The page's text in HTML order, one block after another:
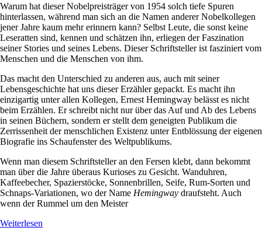
Warum hat dieser Nobelpreisträger von 1954 solch tiefe Spuren
hinterlassen, während man sich an die Namen anderer Nobelkollegen
jener Jahre kaum mehr erinnern kann? Selbst Leute, die sonst keine
Leseratten sind, kennen und schätzen ihn, erliegen der Faszination
seiner Stories und seines Lebens. Dieser Schriftsteller ist fasziniert vom
Menschen und die Menschen von ihm.
Das macht den Unterschied zu anderen aus, auch mit seiner
Lebensgeschichte hat uns dieser Erzähler gepackt. Es macht ihn
einzigartig unter allen Kollegen, Ernest Hemingway belässt es nicht
beim Erzählen. Er schreibt nicht nur über das Auf und Ab des Lebens
in seinen Büchern, sondern er stellt dem geneigten Publikum die
Zerrissenheit der menschlichen Existenz unter Entblössung der eigenen
Biografie ins Schaufenster des Weltpublikums.
Wenn man diesem Schriftsteller an den Fersen klebt, dann bekommt
man über die Jahre überaus Kurioses zu Gesicht. Wanduhren,
Kaffeebecher, Spazierstöcke, Sonnenbrillen, Seife, Rum-Sorten und
Schnaps-Variationen, wo der Name Hemingway draufsteht. Auch
wenn der Rummel um den Meister
Weiterlesen